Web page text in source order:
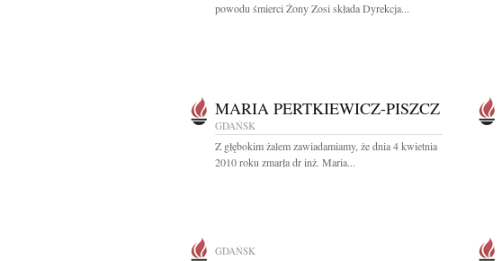
powodu śmierci Żony Zosi składa Dyrekcja...
MARIA PERTKIEWICZ-PISZCZ
GDAŃSK
Z głębokim żalem zawiadamiamy, że dnia 4 kwietnia
2010 roku zmarła dr inż. Maria...
GDAŃSK